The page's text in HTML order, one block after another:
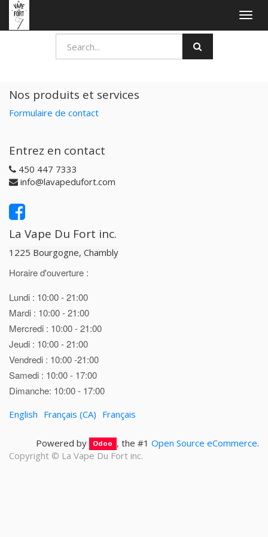
Nos produits et services
Formulaire de contact
Entrez en contact
450 447 7333
info@lavapedufort.com
La Vape Du Fort inc.
1225 Bourgogne, Chambly
Horaire d'ouverture :
Lundi : 10:00 - 21:00
Mardi : 10:00 - 21:00
Mercredi : 10:00 - 21:00
Jeudi : 10:00 - 21:00
Vendredi : 10:00 -21:00
Samedi : 10:00 - 17:00
Dimanche: 10:00 - 17:00
English Français (CA) Français
Powered by Odoo , the #1 Open Source eCommerce.
Copyright © La Vape Du Fort inc.